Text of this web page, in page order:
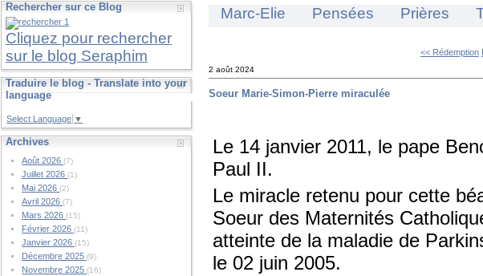
Rechercher sur ce Blog
Cliquez pour rechercher
sur le blog Seraphim
Traduire le blog - Translate into your
language
Select Language ▼
Archives
Août 2026(7)
Juillet 2026(1)
Mai 2026(2)
Avril 2026(7)
Mars 2026(15)
Février 2026(11)
Janvier 2026(15)
Décembre 2025(9)
Novembre 2025(16)
Marc-Elie Pensées Prières
<< Rédemption
2 août 2024
Soeur Marie-Simon-Pierre miraculée
Le 14 janvier 2011, le pape
Paul II.
Le miracle retenu pour cette
Soeur des Maternités
atteinte de la maladie de
le 02 juin 2005.